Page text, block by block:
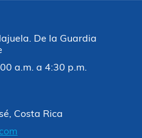
De la Guardia
a.m. a 4:30 p.m.
Costa Rica